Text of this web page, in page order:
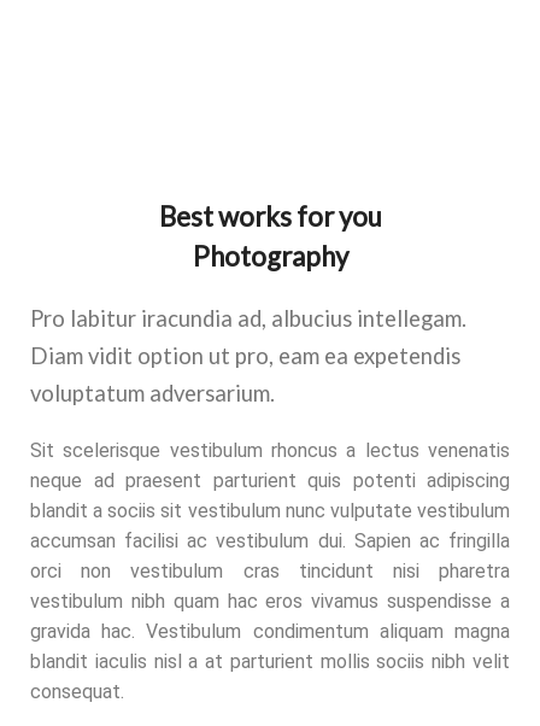
Best works for you
Photography
Pro labitur iracundia ad, albucius intellegam.
Diam vidit option ut pro, eam ea expetendis
voluptatum adversarium.
Sit scelerisque vestibulum rhoncus a lectus venenatis
neque ad praesent parturient quis potenti adipiscing
blandit a sociis sit vestibulum nunc vulputate vestibulum
accumsan facilisi ac vestibulum dui. Sapien ac fringilla
orci non vestibulum cras tincidunt nisi pharetra
vestibulum nibh quam hac eros vivamus suspendisse a
gravida hac. Vestibulum condimentum aliquam magna
blandit iaculis nisl a at parturient mollis sociis nibh velit
consequat.